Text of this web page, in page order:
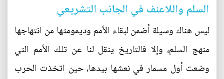
السلم واللاعنف في الجانب التشريعي
ليس هناك وسيلة أضمن لبقاء الأمم وديمومتها من انتهاجها
منهج السلم، وإلا فالتاريخ ينقل لنا عن تلك الأمم التي
وضعت أول مسمار في نعشها بيدها، حين اتخذت الحرب